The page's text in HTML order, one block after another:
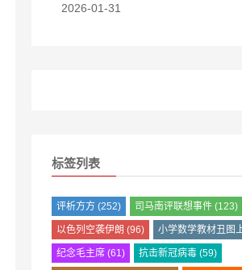
2026-01-31
标签列表
评析方方 (252) 司马南评联想事件 (123)
以色列空袭伊朗 (96) 小学数学教材丑图
纪念毛主席 (61) 抗击新冠病毒 (59)